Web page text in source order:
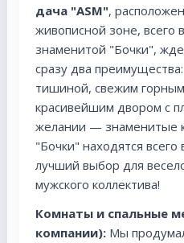
дача "ASM",
живописной зоне, всего
знаменитой "Бочки",
сразу два
тишиной, свежим
красивейшим двором с
желании — знаменитые
"Бочки" находятся
лучший выбор для
мужского коллектива!
Комнаты и спальные
компании):Мы